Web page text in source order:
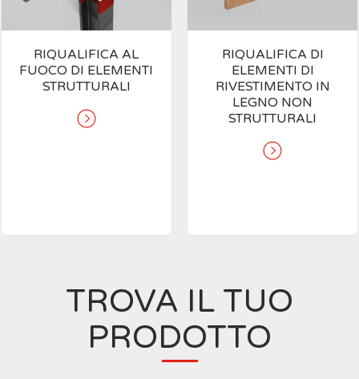
RIQUALIFICA AL
FUOCO DI ELEMENTI
STRUTTURALI
RIQUALIFICA DI
ELEMENTI DI
RIVESTIMENTO IN
LEGNO NON
STRUTTURALI
TROVA IL TUO
PRODOTTO